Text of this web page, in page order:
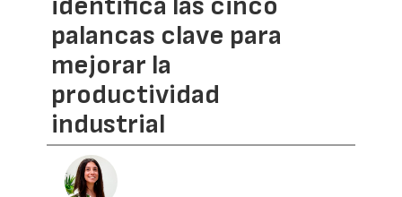
identifica las cinco
palancas clave para
mejorar la
productividad
industrial